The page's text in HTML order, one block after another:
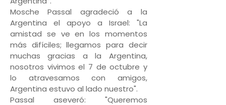
Mosche Passal agradeció a la
Argentina el apoyo a Israel: "La
amistad se ve en los momentos
más difíciles; llegamos para decir
muchas gracias a la Argentina,
nosotros vivimos el 7 de octubre y
lo atravesamos con amigos,
Argentina estuvo al lado nuestro".
Passal aseveró: "Queremos